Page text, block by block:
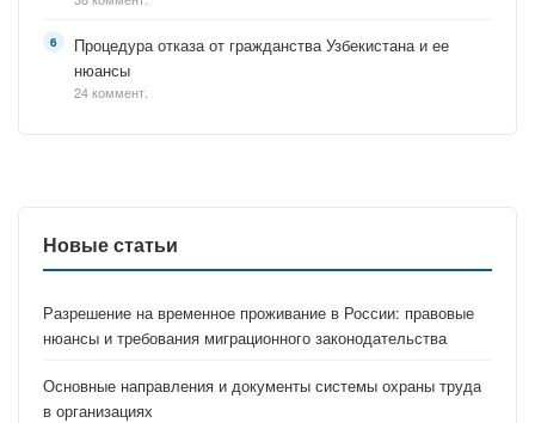
Процедура отказа от гражданства Узбекистана и ее
нюансы
24 коммент.
Новые статьи
Разрешение на временное проживание в России: правовые
нюансы и требования миграционного законодательства
Основные направления и документы системы охраны труда
в организациях